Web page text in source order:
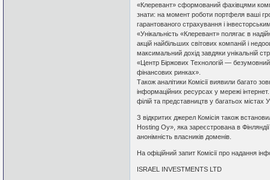
«Клеревант» сформований фахівцями
знати: на момент роботи портфеля ваші
гарантованого страхування і
«Унікальність «Клеревант» полягає в
акцій найбільших світових компаній і
максимальний дохід завдяки унікальній
«Центр Біржових Технологій — безумовний
фінансових ринках».
Також аналітики Комісії виявили багато
інформаційних ресурсах у мережі
філій та представництв у багатьох містах
З відкритих джерел Комісія також
Hosting Oy», яка зареєстрована в
анонімність власників доменів.
На офіційний запит Комісії про надання
ISRAEL INVESTMENTS LTD